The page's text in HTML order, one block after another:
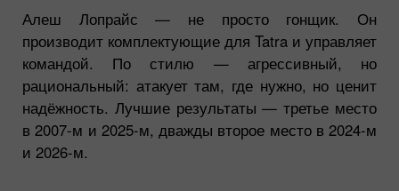
Алеш Лопрайс — не просто гонщик. Он
производит комплектующие для Tatra и управляет
командой. По стилю — агрессивный, но
рациональный: атакует там, где нужно, но ценит
надёжность. Лучшие результаты — третье место
в 2007-м и 2025-м, дважды второе место в 2024-м
и 2026-м.